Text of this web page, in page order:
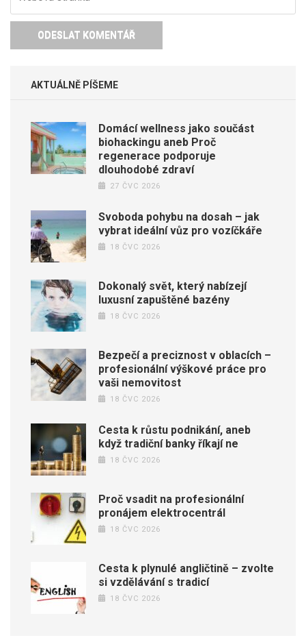
AKTUÁLNĚ PÍŠEME
Domácí wellness jako součást
biohackingu aneb Proč
regenerace podporuje
dlouhodobé zdraví
27 ČVC 2026
Svoboda pohybu na dosah – jak
vybrat ideální vůz pro vozíčkáře
18 ČVC 2026
Dokonalý svět, který nabízejí
luxusní zapuštěné bazény
18 ČVC 2026
Bezpečí a preciznost v oblacích –
profesionální výškové práce pro
vaši nemovitost
18 ČVC 2026
Cesta k růstu podnikání, aneb
když tradiční banky říkají ne
18 ČVC 2026
Proč vsadit na profesionální
pronájem elektrocentrál
18 ČVC 2026
Cesta k plynulé angličtině – zvolte
si vzdělávání s tradicí
18 ČVC 2026